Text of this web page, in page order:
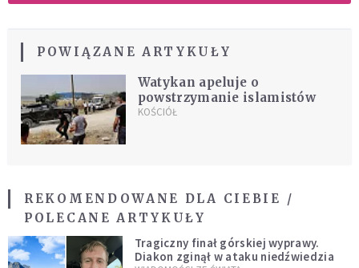
POWIĄZANE ARTYKUŁY
Watykan apeluje o
powstrzymanie islamistów
KOŚCIÓŁ
REKOMENDOWANE DLA CIEBIE /
POLECANE ARTYKUŁY
Tragiczny finał górskiej wyprawy.
Diakon zginął w ataku niedźwiedzia